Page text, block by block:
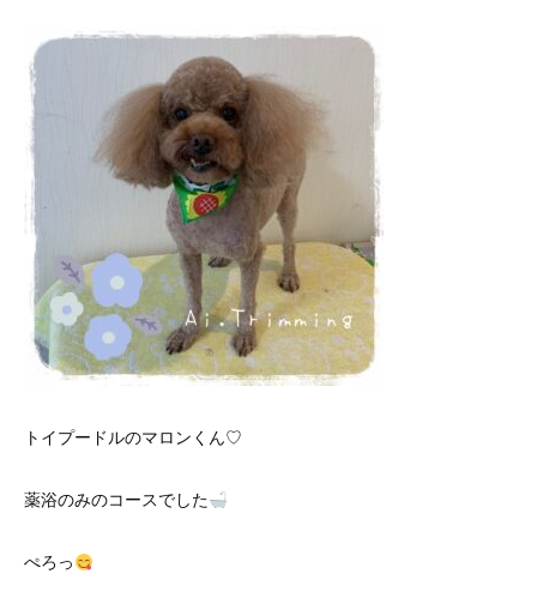
トイプードルのマロンくん♡
薬浴のみのコースでした
ぺろっ